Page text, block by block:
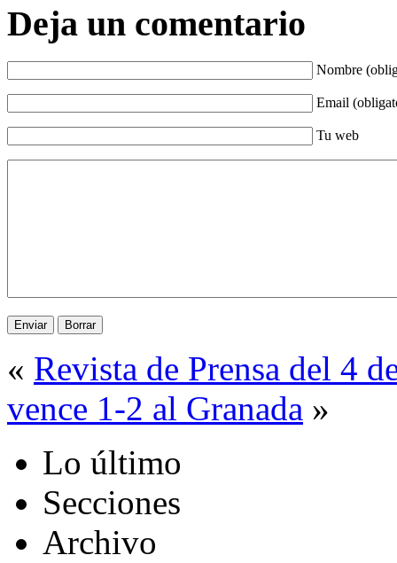
Deja un comentario
Nombre
Email
Tu web
« Revista de Prensa del 4
vence 1-2 al Granada »
Lo último
Secciones
Archivo